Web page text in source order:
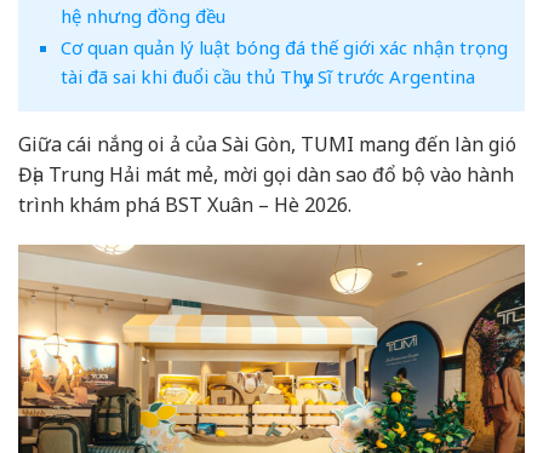
hệ nhưng đồng đều
Cơ quan quản lý luật bóng đá thế giới xác nhận trọng
tài đã sai khi đuổi cầu thủ Thụy Sĩ trước Argentina
Giữa cái nắng oi ả của Sài Gòn, TUMI mang đến làn gió
Địa Trung Hải mát mẻ, mời gọi dàn sao đổ bộ vào hành
trình khám phá BST Xuân – Hè 2026.